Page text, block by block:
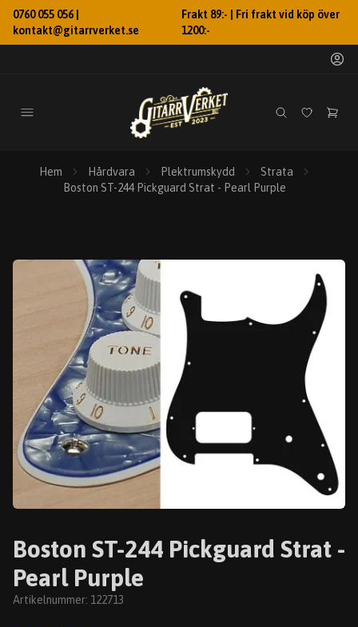
0760 055 056 |
kontakt@gitarrverket.se
Frakt 89:- | Fri frakt vid köp över
1200:-
Hem Hårdvara Plektrumskydd
Strata
Boston ST-244 Pickguard Strat - Pearl Purple
Boston ST-244 Pickguard Strat -
Pearl Purple
Artikelnummer: 122713